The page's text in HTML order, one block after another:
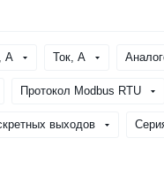
A Ток, A
Протокол Modbus RTU
выходов